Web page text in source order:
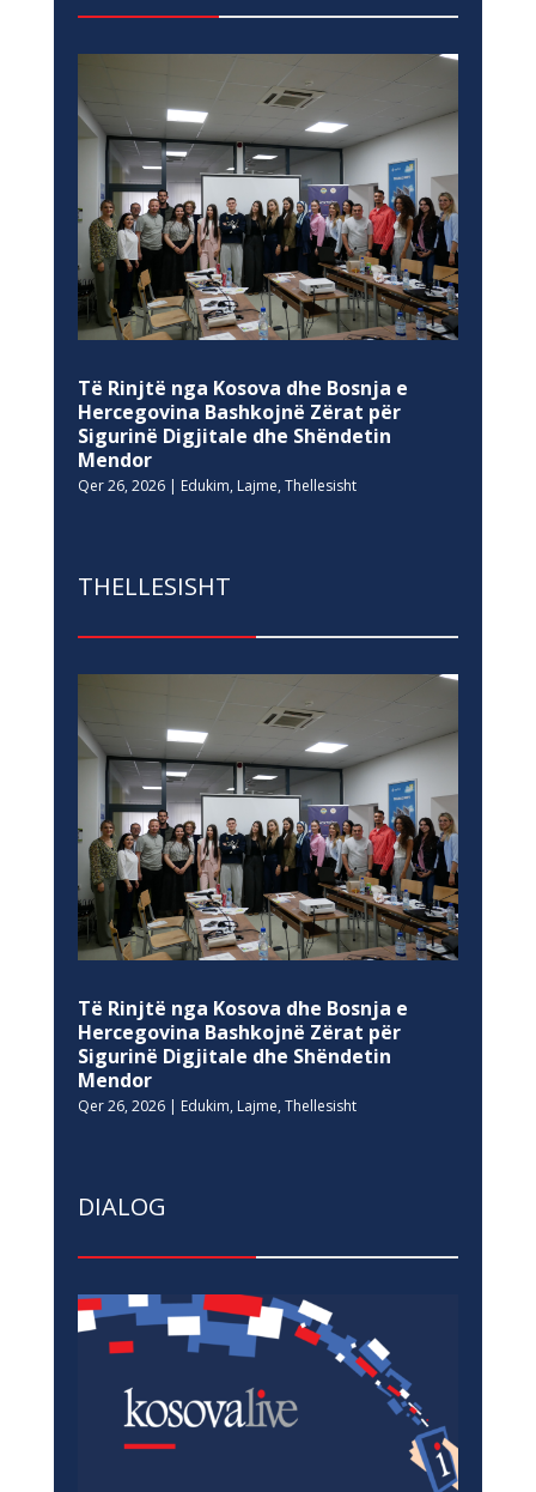
Të Rinjtë nga Kosova dhe Bosnja e
Hercegovina Bashkojnë Zërat për
Sigurinë Digjitale dhe Shëndetin
Mendor
Qer 26, 2026| Edukim, Lajme, Thellesisht
THELLESISHT
Të Rinjtë nga Kosova dhe Bosnja e
Hercegovina Bashkojnë Zërat për
Sigurinë Digjitale dhe Shëndetin
Mendor
Qer 26, 2026| Edukim, Lajme, Thellesisht
DIALOG